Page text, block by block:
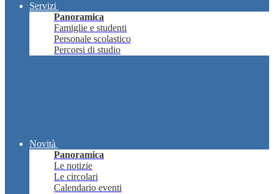
Servizi
Panoramica
Famiglie e studenti
Personale scolastico
Percorsi di studio
Novità
Panoramica
Le notizie
Le circolari
Calendario eventi